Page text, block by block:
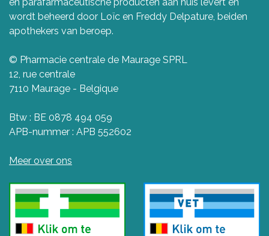
wordt beheerd door Loïc en Freddy Delpature, beiden
apothekers van beroep.
© Pharmacie centrale de Maurage SPRL
12, rue centrale
7110 Maurage - Belgique
Btw : BE 0878 494 059
APB-nummer : APB 552602
Meer over ons